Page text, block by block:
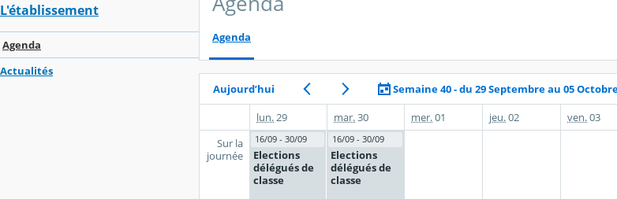
L'établissement
Agenda
Actualités
Agenda
Aujourd’hui Semaine 40 - du 29 Septembre au 05
16/09 - 30/09
Elections
délégués de
classe
16/09 - 30/09
Elections
délégués de
classe
lun. 29 mar.30 mer.01 jeu.02 ven.03
Sur la
journée